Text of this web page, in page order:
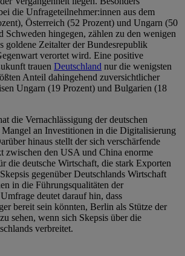
die Unfrageteilnehmer:innen aus dem
Österreich (52 Prozent) und Ungarn (50
Schweden hingegen, zählen zu den wenigen
goldene Zeitalter der Bundesrepublik
verortet wird. Eine positive
trauen Deutschland nur die wenigsten
Anteil dahingehend zuversichtlicher
Ungarn (19 Prozent) und Bulgarien (18
die Vernachlässigung der deutschen
an Investitionen in die Digitalisierung
hinaus stellt der sich verschärfende
zwischen den USA und China enorme
die deutsche Wirtschaft, die stark Exporten
gegenüber Deutschlands Wirtschaft
in die Führungsqualitäten der
deutet darauf hin, dass
bereit sein könnten, Berlin als Stütze der
zu sehen, wenn sich Skepsis über die
verbreitet.